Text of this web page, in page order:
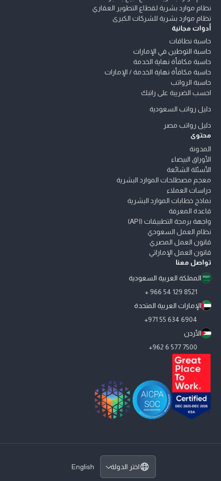
نظام موارد بشرية لقطاع التطوير العقاري
نظام موارد بشرية للشركات الكبرى
أدوات مجانية
حاسبة نطاقات
حاسبة التوطين في الإمارات
حاسبة مكافأة نهاية الخدمة
حاسبة مكافأة نهاية الخدمة / الإمارات
حاسبة الرواتب
احسب الضريبة على راتبك
دليل رواتب السعودية
دليل رواتب مصر
محتوى
المدونة
الأوراق البيضاء
الأسئلة الشائعة
معجم مصطلحات الموارد البشرية
دراسات العملاء
نماذج خطابات الموارد البشرية
قاعدة المعرفة
واجهة برمجة التطبيقات (API)
نظام العمل السعودي
قانون العمل المصري
قانون العمل الإماراتي
تواصل معنا
المملكة العربية السعودية
8521 129 54 966 +
الإمارات العربية المتحدة
6904 634 55 971+
الأردن
7500 577 6 962+
اختر الدولة English